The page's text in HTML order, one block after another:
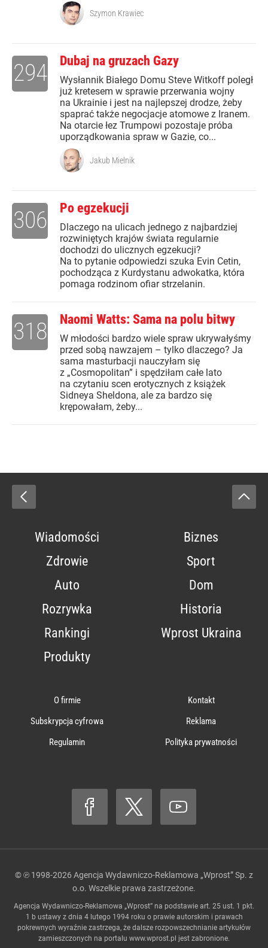
Szymon Krawiec
Dubaj na gruzach Gazy
Wysłannik Białego Domu Steve Witkoff poległ
już kretesem w sprawie przerwania wojny
na Ukrainie i jest na najlepszej drodze, żeby
spaprać także negocjacje atomowe z Iranem.
Na otarcie łez Trumpowi pozostaje próba
uporządkowania spraw w Gazie, co...
294
Jakub Mielnik
Po egzekucji
Dlaczego na ulicach jednego z najbardziej
rozwiniętych krajów świata regularnie
dochodzi do ulicznych egzekucji?
Na to pytanie odpowiedzi szuka Evin Cetin,
pochodząca z Kurdystanu adwokatka, która
pomaga rodzinom ofiar strzelanin.
306
Naomi Watts: Sama na polu bitwy
W młodości bardzo wiele spraw ukrywałyśmy
przed sobą nawzajem – tylko dlaczego? Ja
sama masturbacji nauczyłam się
z „Cosmopolitan” i spędziłam całe lato
na czytaniu scen erotycznych z książek
Sidneya Sheldona, ale za bardzo się
krępowałam, żeby...
318
Wiadomości
Biznes
Zdrowie
Sport
Auto
Dom
Rozrywka
Historia
Rankingi
Wprost Ukraina
Produkty
O firmie
Kontakt
Subskrypcja cyfrowa
Reklama
Regulamin
Polityka prywatności
© ℗ 1998-2026 Agencja Wydawniczo-Reklamowa „Wprost” Sp. z
o.o. Wszelkie prawa zastrzeżone.
Agencja Wydawniczo-Reklamowa „Wprost” na podstawie art. 25 ust. 1 pkt.
1 b ustawy z dnia 4 lutego 1994 roku o prawie autorskim i prawach
pokrewnych wyraźnie zastrzega, że dalsze rozpowszechnianie artykułów
zamieszczonych na portalu www.wprost.pl jest zabronione.